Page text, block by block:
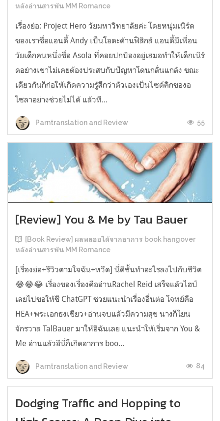
หลังอ่านสารพัน MM Romance
เรื่องย่อ: Project Hero วัยมหาวิทยาลัยค่ะ โดยหนุ่มเนิร์ด
ของเราชื่อแอนดี้ Andy เป็นโอตะด้านฟิสิกส์ แอนดี้มีเพื่อน
วัยเด็กคนหนึ่งชื่อ Asola ที่คอยปกป้องอยู่เสมอทำให้เด็กเนิร์
ดอย่างเขาไม่เคยต้องประสบกับปัญหาโดนกลั่นแกล้ง ขณะ
เดียวกันก็ก่อให้เกิดความรู้สึกว่าตัวเองเป็นไซด์คิกของอ
โซลาอย่างช่วยไม่ได้ แล้วที...
Parntranslation and Review 55
[Review] You & Me by Tau Bauer
[Book Review] ผลพลอยได้จากอาการ book hangover
หลังอ่านสารพัน MM Romance
[เรื่องย่อ+รีวิวตามใจฉัน+หวีด] นี่ดิชั้นทำอะไรลงไปกับชีวิต
😂😂😂 เรื่องของเรื่องคืออ่านRachel Reid เสร็จแล้วไฮป์
เลยไปขอให้ชี ChatGPT ช่วยแนะนำเรื่องอื่นต่อ โจทย์คือ
HEA+พระเอกธงเขียว+อ่านจบแล้วมีความสุข นางก็โยน
จักรวาล TalBauer มาให้อิฉันเลย แนะนำให้เริ่มจาก You &
Me อ่านแล้วอีนี่ก็เกิดอาการ boo...
Parntranslation and Review 84
Dodging Traffic and Hopping to